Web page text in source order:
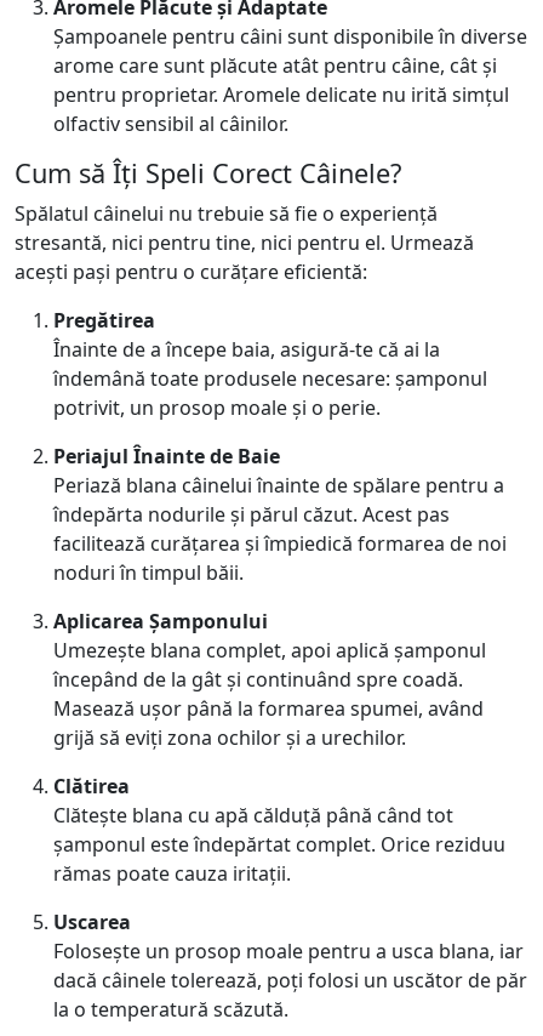
Aromele Plăcute și Adaptate
Șampoanele pentru câini sunt disponibile în diverse
arome care sunt plăcute atât pentru câine, cât și
pentru proprietar. Aromele delicate nu irită simțul
olfactiv sensibil al câinilor.
Cum să Îți Speli Corect Câinele?
Spălatul câinelui nu trebuie să fie o experiență
stresantă, nici pentru tine, nici pentru el. Urmează
acești pași pentru o curățare eficientă:
Pregătirea
Înainte de a începe baia, asigură-te că ai la
îndemână toate produsele necesare: șamponul
potrivit, un prosop moale și o perie.
Periajul Înainte de Baie
Periază blana câinelui înainte de spălare pentru a
îndepărta nodurile și părul căzut. Acest pas
facilitează curățarea și împiedică formarea de noi
noduri în timpul băii.
Aplicarea Șamponului
Umezește blana complet, apoi aplică șamponul
începând de la gât și continuând spre coadă.
Masează ușor până la formarea spumei, având
grijă să eviți zona ochilor și a urechilor.
Clătirea
Clătește blana cu apă călduță până când tot
șamponul este îndepărtat complet. Orice reziduu
rămas poate cauza iritații.
Uscarea
Folosește un prosop moale pentru a usca blana, iar
dacă câinele tolerează, poți folosi un uscător de păr
la o temperatură scăzută.